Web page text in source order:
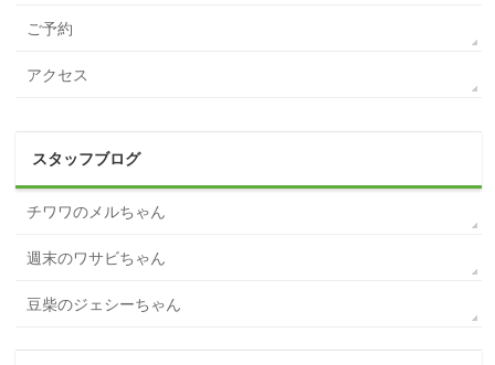
ご予約
アクセス
スタッフブログ
チワワのメルちゃん
週末のワサビちゃん
豆柴のジェシーちゃん